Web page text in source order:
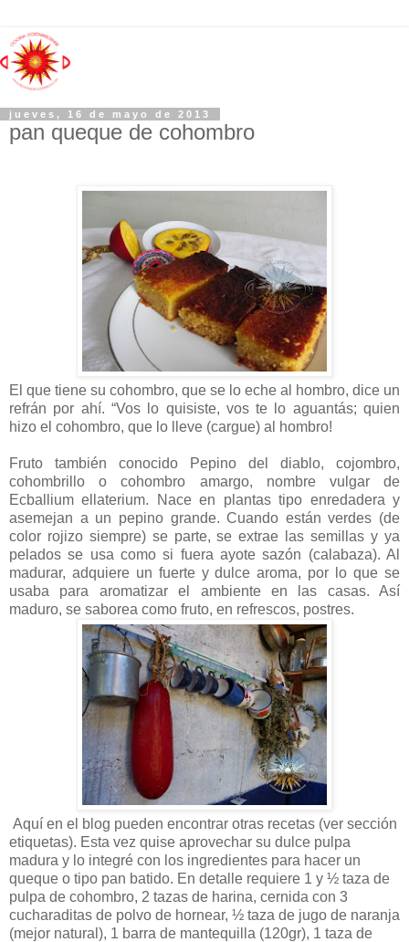
jueves, 16 de mayo de 2013
pan queque de cohombro
El que tiene su cohombro, que se lo eche al hombro, dice un
refrán por ahí. “Vos lo quisiste, vos te lo aguantás; quien
hizo el cohombro, que lo lleve (cargue) al hombro!
Fruto también conocido Pepino del diablo, cojombro,
cohombrillo o cohombro amargo, nombre vulgar de
Ecballium ellaterium. Nace en plantas tipo enredadera y
asemejan a un pepino grande. Cuando están verdes (de
color rojizo siempre) se parte, se extrae las semillas y ya
pelados se usa como si fuera ayote sazón (calabaza). Al
madurar, adquiere un fuerte y dulce aroma, por lo que se
usaba para aromatizar el ambiente en las casas. Así
maduro, se saborea como fruto, en refrescos, postres.
Aquí en el blog pueden encontrar otras recetas (ver sección
etiquetas). Esta vez quise aprovechar su dulce pulpa
madura y lo integré con los ingredientes para hacer un
queque o tipo pan batido. En detalle requiere 1 y ½ taza de
pulpa de cohombro, 2 tazas de harina, cernida con 3
cucharaditas de polvo de hornear, ½ taza de jugo de naranja
(mejor natural), 1 barra de mantequilla (120gr), 1 taza de